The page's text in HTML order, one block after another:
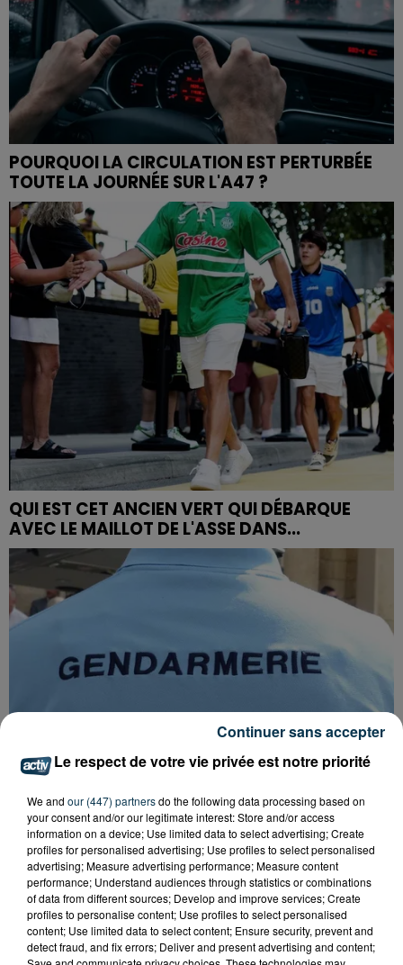
POURQUOI LA CIRCULATION EST PERTURBÉE
TOUTE LA JOURNÉE SUR L'A47 ?
QUI EST CET ANCIEN VERT QUI DÉBARQUE
AVEC LE MAILLOT DE L'ASSE DANS...
FOREZTIVAL : DROGUÉ ET TENANT DES
PROPOS DÉPLACÉS, UN FESTIVALIER A...
Le respect de votre vie privée est notre priorité
We and our (447) partnersdo the following data processing based on
your consent and/or our legitimate interest: Store and/or access
information on a device; Use limited data to select advertising; Create
profiles for personalised advertising; Use profiles to select personalised
advertising; Measure advertising performance; Measure content
performance; Understand audiences through statistics or combinations
of data from different sources; Develop and improve services; Create
profiles to personalise content; Use profiles to select personalised
content; Use limited data to select content; Ensure security, prevent and
detect fraud, and fix errors; Deliver and present advertising and content;
Continuer sans accepter